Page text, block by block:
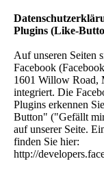
Plugins (Like-
Auf unseren Seiten
Facebook
1601 Willow Road,
integriert. Die
Plugins erkennen
Button" ("Gefällt
auf unserer Seite.
finden Sie hier:
http://